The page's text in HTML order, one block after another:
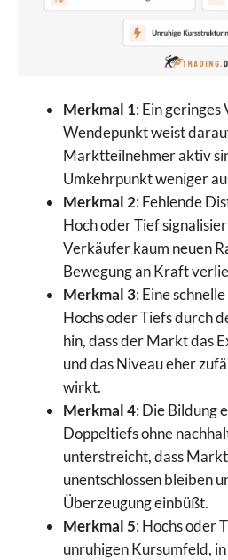
Merkmal 1: Ein geringes
Wendepunkt weist
Marktteilnehmer aktiv
Umkehrpunkt weniger
Merkmal 2: Fehlende
Hoch oder Tief
Verkäufer kaum neuen
Bewegung an Kraft
Merkmal 3: Eine
Hochs oder Tiefs durch
hin, dass der Markt das
und das Niveau eher
wirkt.
Merkmal 4: Die Bildung
Doppeltiefs ohne
unterstreicht, dass
unentschlossen bleiben
Überzeugung einbüßt.
Merkmal 5: Hochs oder
unruhigen Kursumfeld,